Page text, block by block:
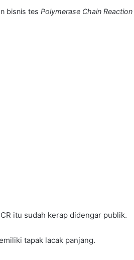
bisnis tes Polymerase Chain Reaction
itu sudah kerap didengar publik.
tapak lacak panjang.